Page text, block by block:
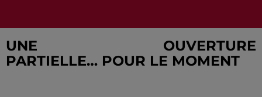
UNE OUVERTURE
PARTIELLE… POUR LE MOMENT